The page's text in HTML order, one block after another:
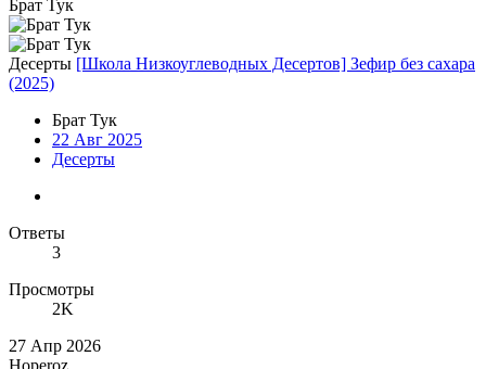
Брат Тук
Десерты [Школа Низкоуглеводных Десертов] Зефир без сахара
(2025)
Брат Тук
22 Авг 2025
Десерты
Ответы
3
Просмотры
2K
27 Апр 2026
Hoperoz